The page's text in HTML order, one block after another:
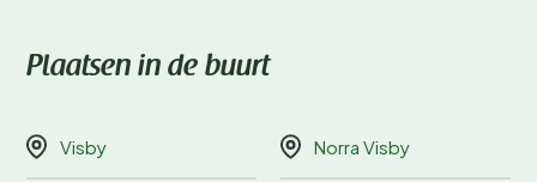
Plaatsen in de buurt
Visby Norra Visby